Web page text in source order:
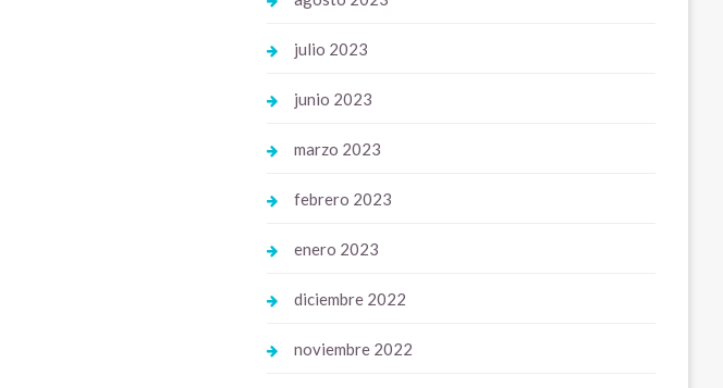
julio 2023
junio 2023
marzo 2023
febrero 2023
enero 2023
diciembre 2022
noviembre 2022